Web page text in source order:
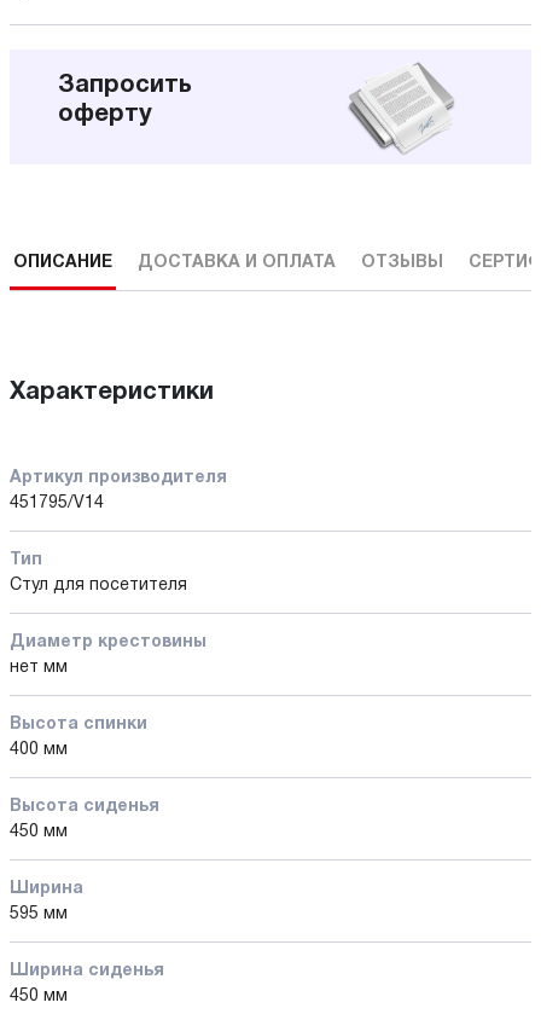
Запросить
оферту
ОПИСАНИЕ ДОСТАВКА И ОПЛАТА ОТЗЫВЫ
Характеристики
Артикул производителя
451795/V14
Тип
Стул для посетителя
Диаметр крестовины
нет мм
Высота спинки
400 мм
Высота сиденья
450 мм
Ширина
595 мм
Ширина сиденья
450 мм